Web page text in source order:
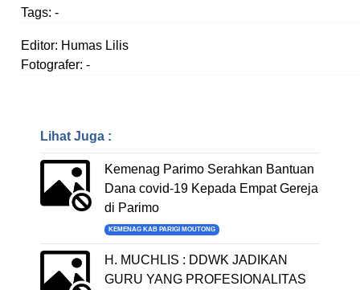
Tags: -
Editor: Humas Lilis
Fotografer: -
Lihat Juga :
Kemenag Parimo Serahkan Bantuan
Dana covid-19 Kepada Empat Gereja
di Parimo
KEMENAG KAB PARIGI MOUTONG
H. MUCHLIS : DDWK JADIKAN
GURU YANG PROFESIONALITAS